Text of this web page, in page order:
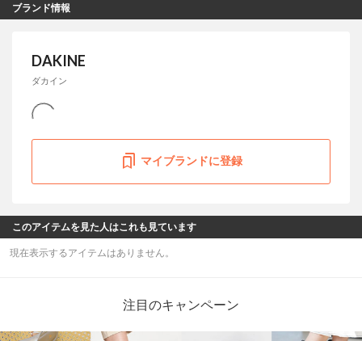
ブランド情報
DAKINE
ダカイン
マイブランドに登録
このアイテムを見た人はこれも見ています
現在表示するアイテムはありません。
注目のキャンペーン